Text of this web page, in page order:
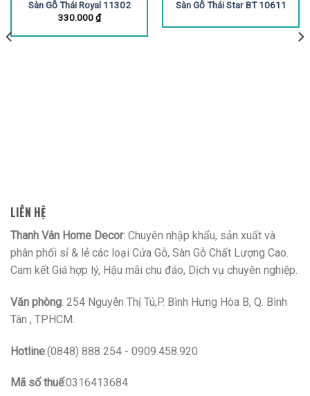
Sàn Gỗ Thái Royal 11302
330.000₫
Sàn Gỗ Thái Star BT 10611
LIÊN HỆ
Thanh Vân Home Decor: Chuyên nhập khẩu, sản xuất và
phân phối sỉ & lẻ các loại Cửa Gỗ, Sàn Gỗ Chất Lượng Cao.
Cam kết Giá hợp lý, Hậu mãi chu đáo, Dịch vụ chuyên nghiệp.
Văn phòng: 254 Nguyễn Thị Tú,P. Bình Hưng Hòa B, Q. Bình
Tân , TPHCM.
Hotline:(0848) 888 254 - 0909.458.920
Mã số thuế:0316413684